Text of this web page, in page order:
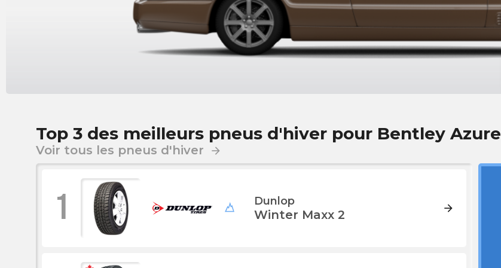
Top 3 des meilleurs pneus d'hiver pour Bentley Azure
Voir tous les pneus d'hiver arrow_forward
1 Dunlop
Winter Maxx 2 arrow_forward